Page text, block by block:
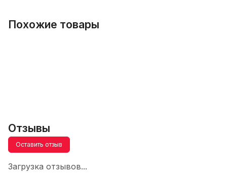
Похожие товары
Отзывы
Оставить отзыв
Загрузка отзывов...